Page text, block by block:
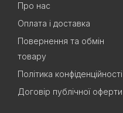
Про нас
Оплата і доставка
Повернення та обмін
товару
Політика конфіденційності
Договір публічної оферти